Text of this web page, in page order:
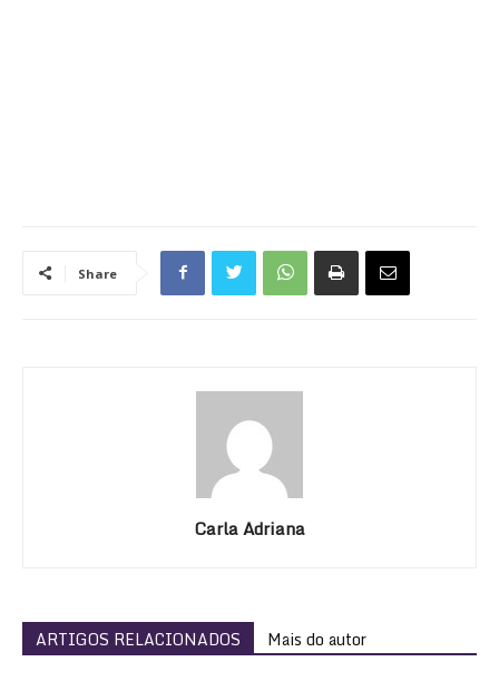
Share
Carla Adriana
ARTIGOS RELACIONADOS Mais do autor